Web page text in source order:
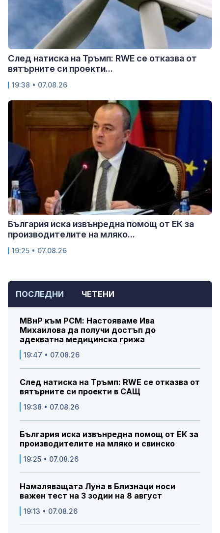
ПОСЛЕДНИ ЧЕТЕНИ
МВнР към РСМ: Настояваме Ива
Михаилова да получи достъп до
адекватна медицинска грижа
19:47 • 07.08.26
След натиска на Тръмп: RWE се отказва от
вятърните си проекти в САЩ
19:38 • 07.08.26
България иска извънредна помощ от ЕК за
производителите на мляко и свинско
19:25 • 07.08.26
Намаляващата Луна в Близнаци носи
важен тест на 3 зодии на 8 август
19:13 • 07.08.26
След натиска на Тръмп: RWE се отказва от
вятърните си проекти...
19:38 • 07.08.26
България иска извънредна помощ от ЕК за
производителите на мляко...
19:25 • 07.08.26